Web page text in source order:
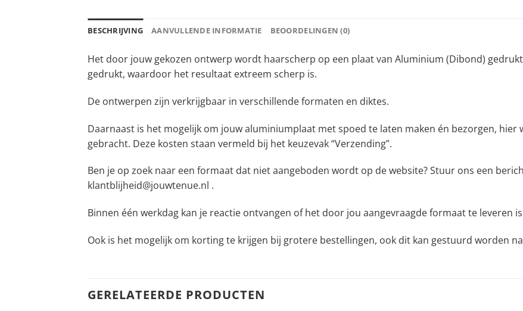
BESCHRIJVING AANVULLENDE INFORMATIE BEOORDELINGEN (0)
Het door jouw gekozen ontwerp wordt haarscherp op een plaat van Aluminium (Dibond)
gedrukt, waardoor het resultaat extreem scherp is.
De ontwerpen zijn verkrijgbaar in verschillende formaten en diktes.
Daarnaast is het mogelijk om jouw aluminiumplaat met spoed te laten maken én bezorgen,
gebracht. Deze kosten staan vermeld bij het keuzevak “Verzending”.
Ben je op zoek naar een formaat dat niet aangeboden wordt op de website? Stuur ons een
klantblijheid@jouwtenue.nl .
Binnen één werkdag kan je reactie ontvangen of het door jou aangevraagde formaat te leveren
Ook is het mogelijk om korting te krijgen bij grotere bestellingen, ook dit kan gestuurd worden
GERELATEERDE PRODUCTEN